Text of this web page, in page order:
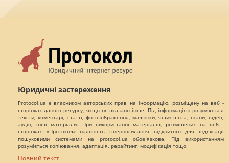
Юридичні застереження
Protocol.ua є власником авторських прав на інформацію, розміщену на веб -
сторінках даного ресурсу, якщо не вказано інше. Під інформацією розуміються
тексти, коментарі, статті, фотозображення, малюнки, ящик-шота, скани, відео,
аудіо, інші матеріали. При використанні матеріалів, розміщених на веб -
сторінках «Протокол» наявність гіперпосилання відкритого для індексації
пошуковими системами на protocol.ua обов`язкове. Під використанням
розуміється копіювання, адаптація, рерайтинг, модифікація тощо.
Повний текст